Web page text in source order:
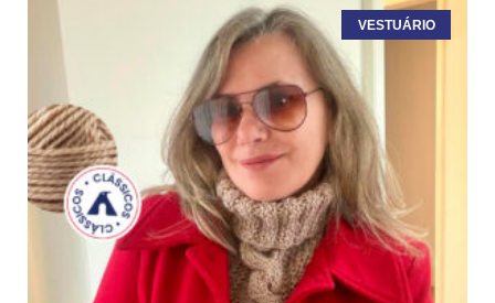
VESTUÁRIO